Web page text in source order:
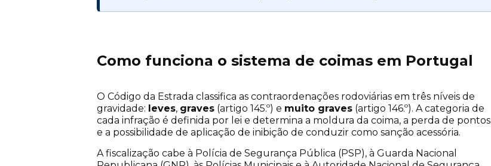
Como funciona o sistema de coimas em Portugal
O Código da Estrada classifica as contraordenações rodoviárias em três níveis de
gravidade: leves, graves (artigo 145.º) e muito graves (artigo 146.º). A categoria de
cada infração é definida por lei e determina a moldura da coima, a perda de pontos
e a possibilidade de aplicação de inibição de conduzir como sanção acessória.
A fiscalização cabe à Polícia de Segurança Pública (PSP), à Guarda Nacional